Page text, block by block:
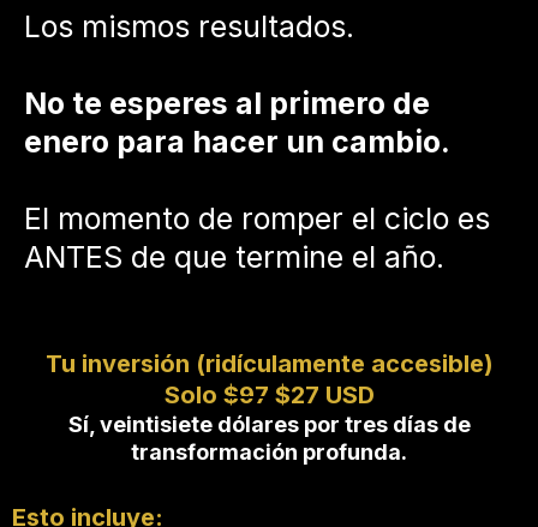
Los mismos resultados.
No te esperes al primero de
enero para hacer un cambio.
El momento de romper el ciclo es
ANTES de que termine el año.
Tu inversión (ridículamente accesible)
Solo $97 $27 USD
Sí, veintisiete dólares por tres días de
transformación profunda.
Esto incluye: